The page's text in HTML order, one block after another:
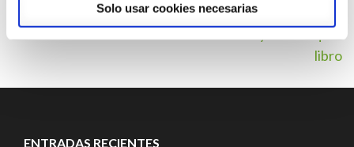
Solo usar cookies necesarias
Navegación
libro
ENTRADAS RECIENTES